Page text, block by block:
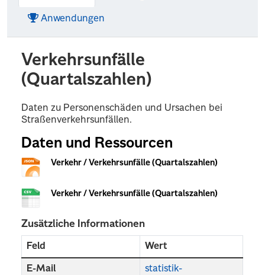
Anwendungen
Verkehrsunfälle
(Quartalszahlen)
Daten zu Personenschäden und Ursachen bei
Straßenverkehrsunfällen.
Daten und Ressourcen
Verkehr / Verkehrsunfälle (Quartalszahlen)
Verkehr / Verkehrsunfälle (Quartalszahlen)
Zusätzliche Informationen
Feld Wert
E-Mail
statistik-